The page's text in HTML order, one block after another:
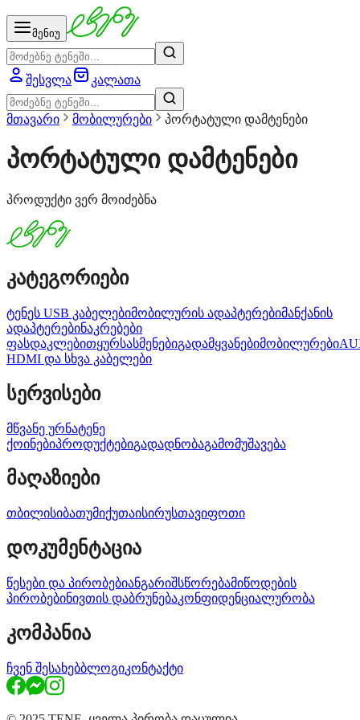
მენიუ
შესვლა კალათა
მთავარი მობილურები პორტატული დამტენები
პორტატული დამტენები
პროდუქტი ვერ მოიძებნა
კატეგორიები
ტენეს USB კაბელებიმობილურის ადაპტერებიმანქანის
ადაპტერებინაკრებები
ფასდაკლებითყურსასმენებიგადამყვანებიმობილურები
HDMI და სხვა კაბელები
სერვისები
მწვანე ურნატენე
ქოინებიპროდუქტებიგადადნობაგამომუშავება
მაღაზიები
თბილისიბათუმიქუთაისირუსთავიფოთი
დოკუმენტაცია
წესები და პირობებიანგარიშსწორებამიწოდების
პირობებინივთის დაბრუნებაკონფიდენციალურობა
კომპანია
ჩვენ შესახებბლოგიკონტაქტი